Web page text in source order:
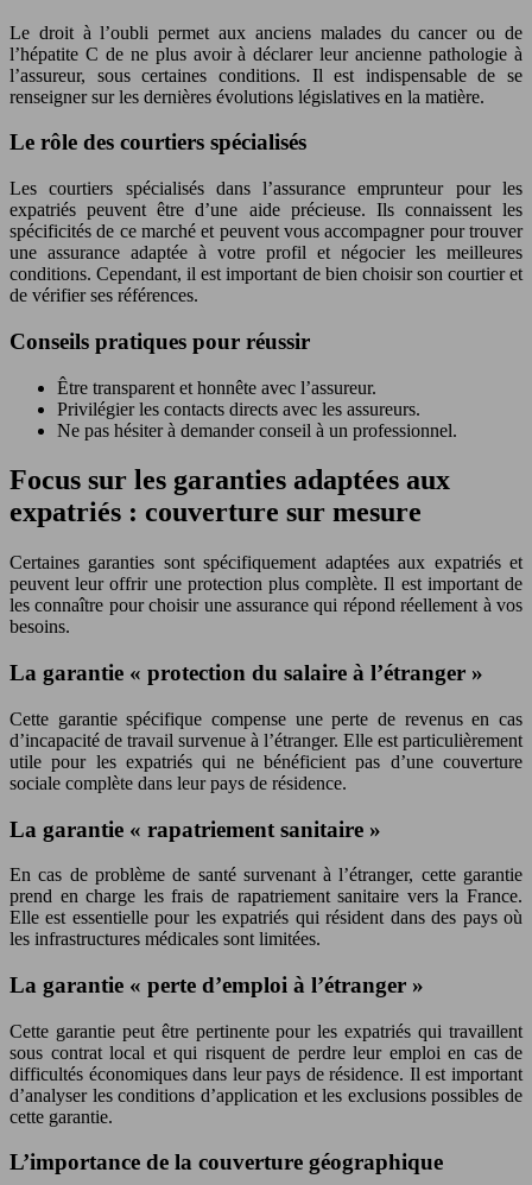
Le droit à l’oubli permet aux anciens malades du cancer ou de
l’hépatite C de ne plus avoir à déclarer leur ancienne pathologie à
l’assureur, sous certaines conditions. Il est indispensable de se
renseigner sur les dernières évolutions législatives en la matière.
Le rôle des courtiers spécialisés
Les courtiers spécialisés dans l’assurance emprunteur pour les
expatriés peuvent être d’une aide précieuse. Ils connaissent les
spécificités de ce marché et peuvent vous accompagner pour trouver
une assurance adaptée à votre profil et négocier les meilleures
conditions. Cependant, il est important de bien choisir son courtier et
de vérifier ses références.
Conseils pratiques pour réussir
Être transparent et honnête avec l’assureur.
Privilégier les contacts directs avec les assureurs.
Ne pas hésiter à demander conseil à un professionnel.
Focus sur les garanties adaptées aux
expatriés : couverture sur mesure
Certaines garanties sont spécifiquement adaptées aux expatriés et
peuvent leur offrir une protection plus complète. Il est important de
les connaître pour choisir une assurance qui répond réellement à vos
besoins.
La garantie « protection du salaire à l’étranger »
Cette garantie spécifique compense une perte de revenus en cas
d’incapacité de travail survenue à l’étranger. Elle est particulièrement
utile pour les expatriés qui ne bénéficient pas d’une couverture
sociale complète dans leur pays de résidence.
La garantie « rapatriement sanitaire »
En cas de problème de santé survenant à l’étranger, cette garantie
prend en charge les frais de rapatriement sanitaire vers la France.
Elle est essentielle pour les expatriés qui résident dans des pays où
les infrastructures médicales sont limitées.
La garantie « perte d’emploi à l’étranger »
Cette garantie peut être pertinente pour les expatriés qui travaillent
sous contrat local et qui risquent de perdre leur emploi en cas de
difficultés économiques dans leur pays de résidence. Il est important
d’analyser les conditions d’application et les exclusions possibles de
cette garantie.
L’importance de la couverture géographique